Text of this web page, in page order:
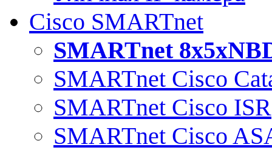
Cisco SMARTnet
SMARTnet
SMARTnet Cisco
SMARTnet Cisco ISR
SMARTnet Cisco